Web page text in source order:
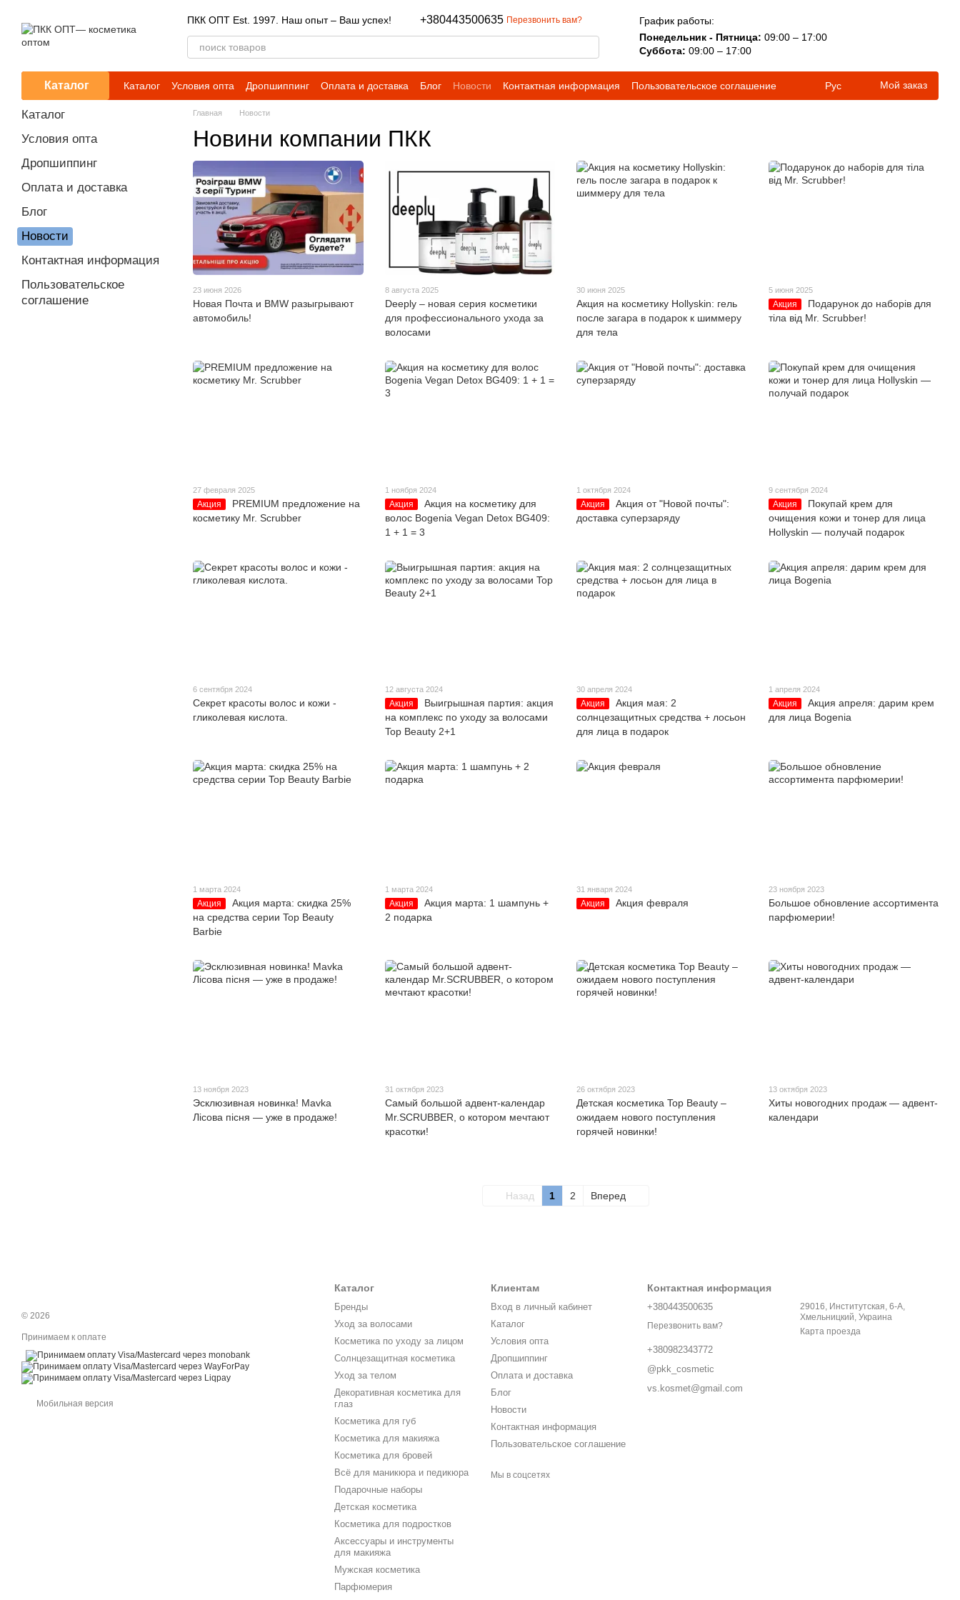
ПКК ОПТ Est. 1997. Наш опыт – Ваш успех!
+380443500635 Перезвонить вам?
График работы:
Понедельник - Пятница: 09:00 – 17:00
Суббота: 09:00 – 17:00
Каталог Каталог Условия опта Дропшиппинг Оплата и доставка Блог Новости Контактная информация Пользовательское соглашение Рус Мой заказ
Главная Новости
Новини компании ПКК
23 июня 2026
Новая Почта и BMW разыгрывают
автомобиль!
8 августа 2025
Deeply – новая серия косметики
для профессионального ухода за
волосами
30 июня 2025
Акция на косметику Hollyskin: гель
после загара в подарок к шиммеру
для тела
5 июня 2025
Акция
Подарунок до наборів для
тіла від Mr. Scrubber!
27 февраля 2025
Акция
PREMIUM предложение на
косметику Mr. Scrubber
1 ноября 2024
Акция
Акция на косметику для
волос Bogenia Vegan Detox BG409:
1 + 1 = 3
1 октября 2024
Акция
Акция от "Новой почты":
доставка суперзаряду
9 сентября 2024
Акция
Покупай крем для
очищения кожи и тонер для лица
Hollyskin — получай подарок
6 сентября 2024
Секрет красоты волос и кожи -
гликолевая кислота.
12 августа 2024
Акция
Выигрышная партия: акция
на комплекс по уходу за волосами
Top Beauty 2+1
30 апреля 2024
Акция
Акция мая: 2
солнцезащитных средства + лосьон
для лица в подарок
1 апреля 2024
Акция
Акция апреля: дарим крем
для лица Bogenia
1 марта 2024
Акция
Акция марта: скидка 25%
на средства серии Top Beauty
Barbie
1 марта 2024
Акция
Акция марта: 1 шампунь +
2 подарка
31 января 2024
Акция Акция февраля
23 ноября 2023
Большое обновление ассортимента
парфюмерии!
13 ноября 2023
Эсклюзивная новинка! Mavka
Лісова пісня — уже в продаже!
31 октября 2023
Самый большой адвент-календар
Mr.SCRUBBER, о котором мечтают
красотки!
26 октября 2023
Детская косметика Top Beauty –
ожидаем нового поступления
горячей новинки!
13 октября 2023
Хиты новогодних продаж — адвент-
календари
Назад 1 2 Вперед
Каталог
Условия опта
Дропшиппинг
Оплата и доставка
Блог
Новости
Контактная информация
Пользовательское
соглашение
© 2026
Принимаем к оплате
Мобильная версия
Каталог
Бренды
Уход за волосами
Косметика по уходу за лицом
Солнцезащитная косметика
Уход за телом
Декоративная косметика для
глаз
Косметика для губ
Косметика для макияжа
Косметика для бровей
Всё для маникюра и педикюра
Подарочные наборы
Детская косметика
Косметика для подростков
Аксессуары и инструменты
для макияжа
Мужская косметика
Парфюмерия
Клиентам
Вход в личный кабинет
Каталог
Условия опта
Дропшиппинг
Оплата и доставка
Блог
Новости
Контактная информация
Пользовательское соглашение
Мы в соцсетях
Контактная информация
+380443500635
Перезвонить вам?
+380982343772
@pkk_cosmetic
vs.kosmet@gmail.com
29016, Институтская, 6-A,
Хмельницкий, Украина
Карта проезда